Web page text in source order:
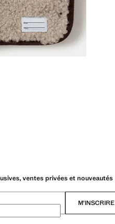
ventes privées et nouveautés
M’INSCRIRE